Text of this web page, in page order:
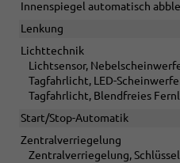
Innenspiegel automatisch
Lenkung
Lichttechnik
Lichtsensor,
Tagfahrlicht, LED-
Tagfahrlicht, Blendfreies
Start/Stop-Automatik
Zentralverriegelung
Zentralverriegelung,